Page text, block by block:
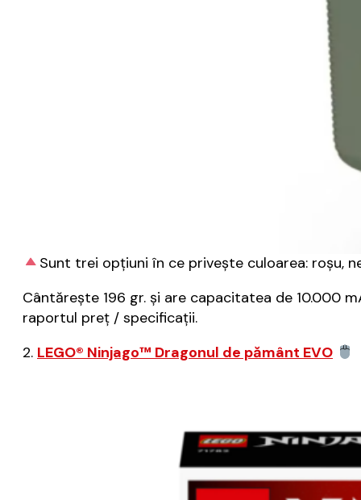
Sunt trei opțiuni în ce privește culoarea: roșu,
Cântărește 196 gr. și are capacitatea de 10.000
raportul preț / specificații.
2. LEGO® Ninjago™ Dragonul de pământ EVO